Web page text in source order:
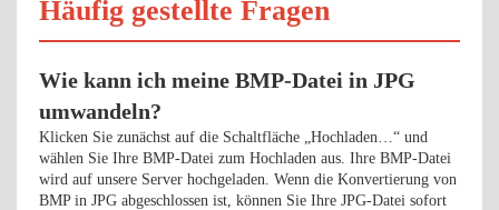
Häufig gestellte Fragen
Wie kann ich meine BMP-Datei in JPG
umwandeln?
Klicken Sie zunächst auf die Schaltfläche „Hochladen…“ und
wählen Sie Ihre BMP-Datei zum Hochladen aus. Ihre BMP-Datei
wird auf unsere Server hochgeladen. Wenn die Konvertierung von
BMP in JPG abgeschlossen ist, können Sie Ihre JPG-Datei sofort